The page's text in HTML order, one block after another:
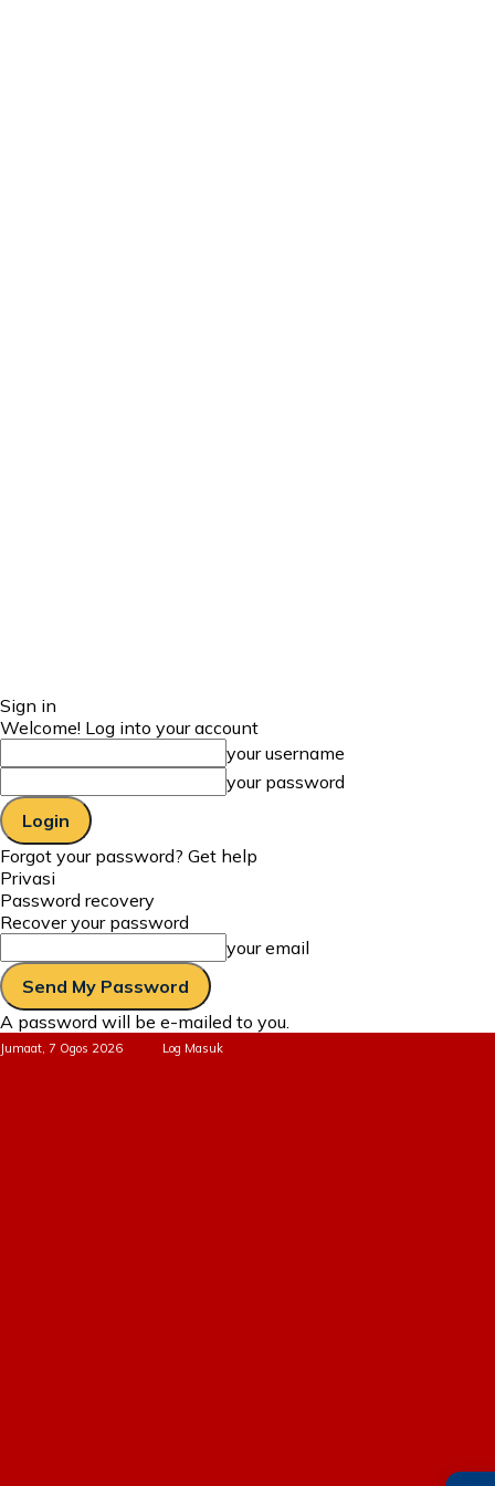
Sign in
Welcome! Log into your account
your username
your password
Forgot your password? Get help
Privasi
Password recovery
Recover your password
your email
A password will be e-mailed to you.
Jumaat, 7 Ogos 2026 Log Masuk